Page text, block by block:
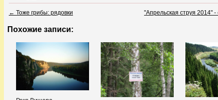
← Тоже грибы: рядовки "Апрельская струя 2014"
Похожие записи: